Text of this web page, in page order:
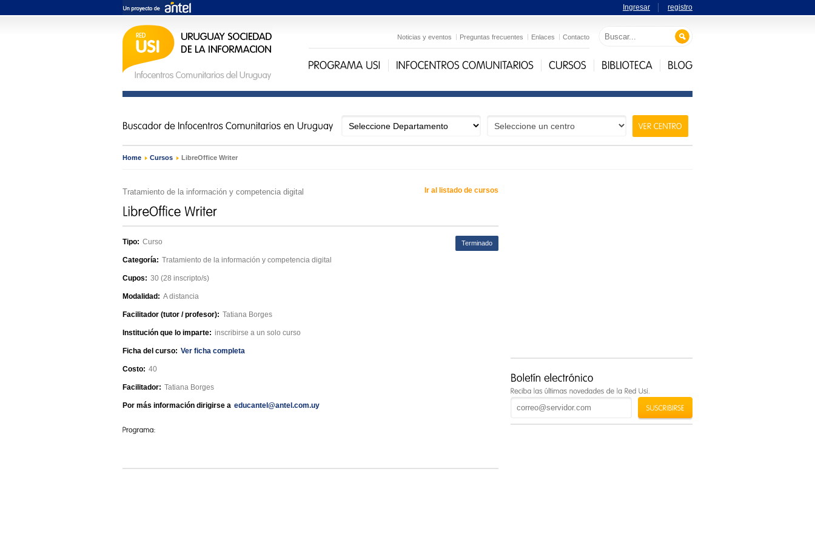
Ingresar registro
Noticias y eventos Preguntas frecuentes Enlaces Contacto
Home › Cursos › LibreOffice Writer
Tratamiento de la información y competencia digital Ir al listado de cursos
Terminado
Tipo: Curso
Categoría: Tratamiento de la información y competencia digital
Cupos: 30 (28 inscripto/s)
Modalidad: A distancia
Facilitador (tutor / profesor): Tatiana Borges
Institución que lo imparte: inscribirse a un solo curso
Ficha del curso: Ver ficha completa
Costo: 40
Facilitador: Tatiana Borges
Por más información dirigirse a educantel@antel.com.uy